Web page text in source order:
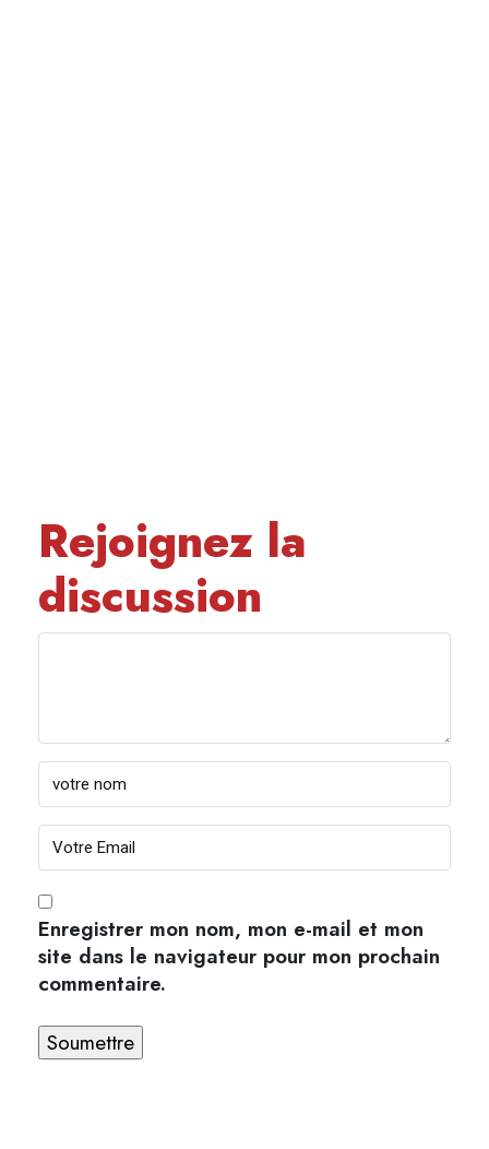
Rejoignez la
discussion
Enregistrer mon nom, mon e-mail et mon
site dans le navigateur pour mon prochain
commentaire.